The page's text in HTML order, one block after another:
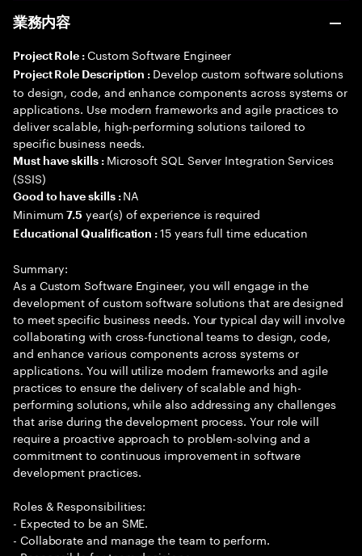
業務内容
Project Role : Custom Software Engineer
Project Role Description : Develop custom software solutions
to design, code, and enhance components across systems or
applications. Use modern frameworks and agile practices to
deliver scalable, high-performing solutions tailored to
specific business needs.
Must have skills : Microsoft SQL Server Integration Services
(SSIS)
Good to have skills : NA
Minimum7.5 year(s) of experience is required
Educational Qualification :15 years full time education
Summary:
As a Custom Software Engineer, you will engage in the
development of custom software solutions that are designed
to meet specific business needs. Your typical day will involve
collaborating with cross-functional teams to design, code,
and enhance various components across systems or
applications. You will utilize modern frameworks and agile
practices to ensure the delivery of scalable and high-
performing solutions, while also addressing any challenges
that arise during the development process. Your role will
require a proactive approach to problem-solving and a
commitment to continuous improvement in software
development practices.
Roles & Responsibilities:
- Expected to be an SME.
- Collaborate and manage the team to perform.